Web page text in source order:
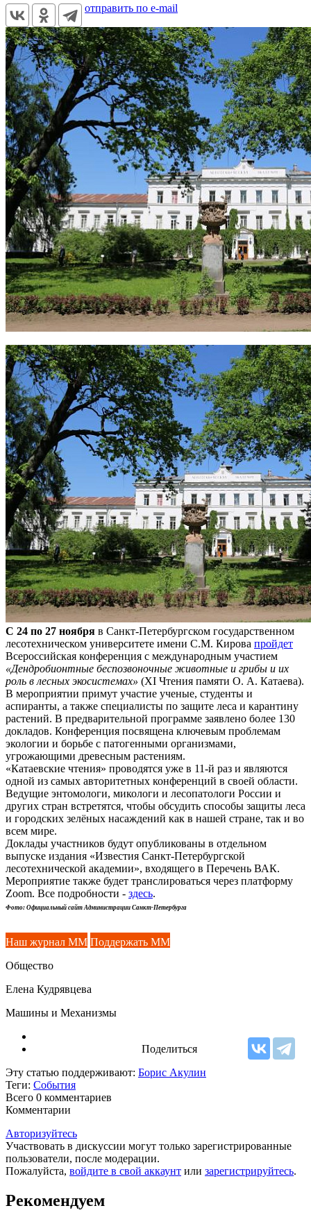
отправить по e-mail
С 24 по 27 ноября в Санкт-Петербургском государственном
лесотехническом университете имени С.М. Кирова пройдет
Всероссийская конференция с международным участием
«Дендробионтные беспозвоночные животные и грибы и их
роль в лесных экосистемах» (XI Чтения памяти О. А. Катаева).
В мероприятии примут участие ученые, студенты и
аспиранты, а также специалисты по защите леса и карантину
растений. В предварительной программе заявлено более 130
докладов. Конференция посвящена ключевым проблемам
экологии и борьбе с патогенными организмами,
угрожающими древесным растениям.
«Катаевские чтения» проводятся уже в 11-й раз и являются
одной из самых авторитетных конференций в своей области.
Ведущие энтомологи, микологи и лесопатологи России и
других стран встретятся, чтобы обсудить способы защиты леса
и городских зелёных насаждений как в нашей стране, так и во
всем мире.
Доклады участников будут опубликованы в отдельном
выпуске издания «Известия Санкт-Петербургской
лесотехнической академии», входящего в Перечень ВАК.
Мероприятие также будет транслироваться через платформу
Zoom. Все подробности - здесь.
Фото: Официальный сайт Администрации Санкт-Петербурга
Наш журнал ММ Поддержать ММ
Общество
Елена Кудрявцева
Машины и Механизмы
Поделиться
Эту статью поддерживают: Борис Акулин
Теги: События
Всего 0 комментариев
Комментарии
Авторизуйтесь
Участвовать в дискуссии могут только зарегистрированные
пользователи, после модерации.
Пожалуйста, войдите в свой аккаунт или зарегистрируйтесь.
Рекомендуем